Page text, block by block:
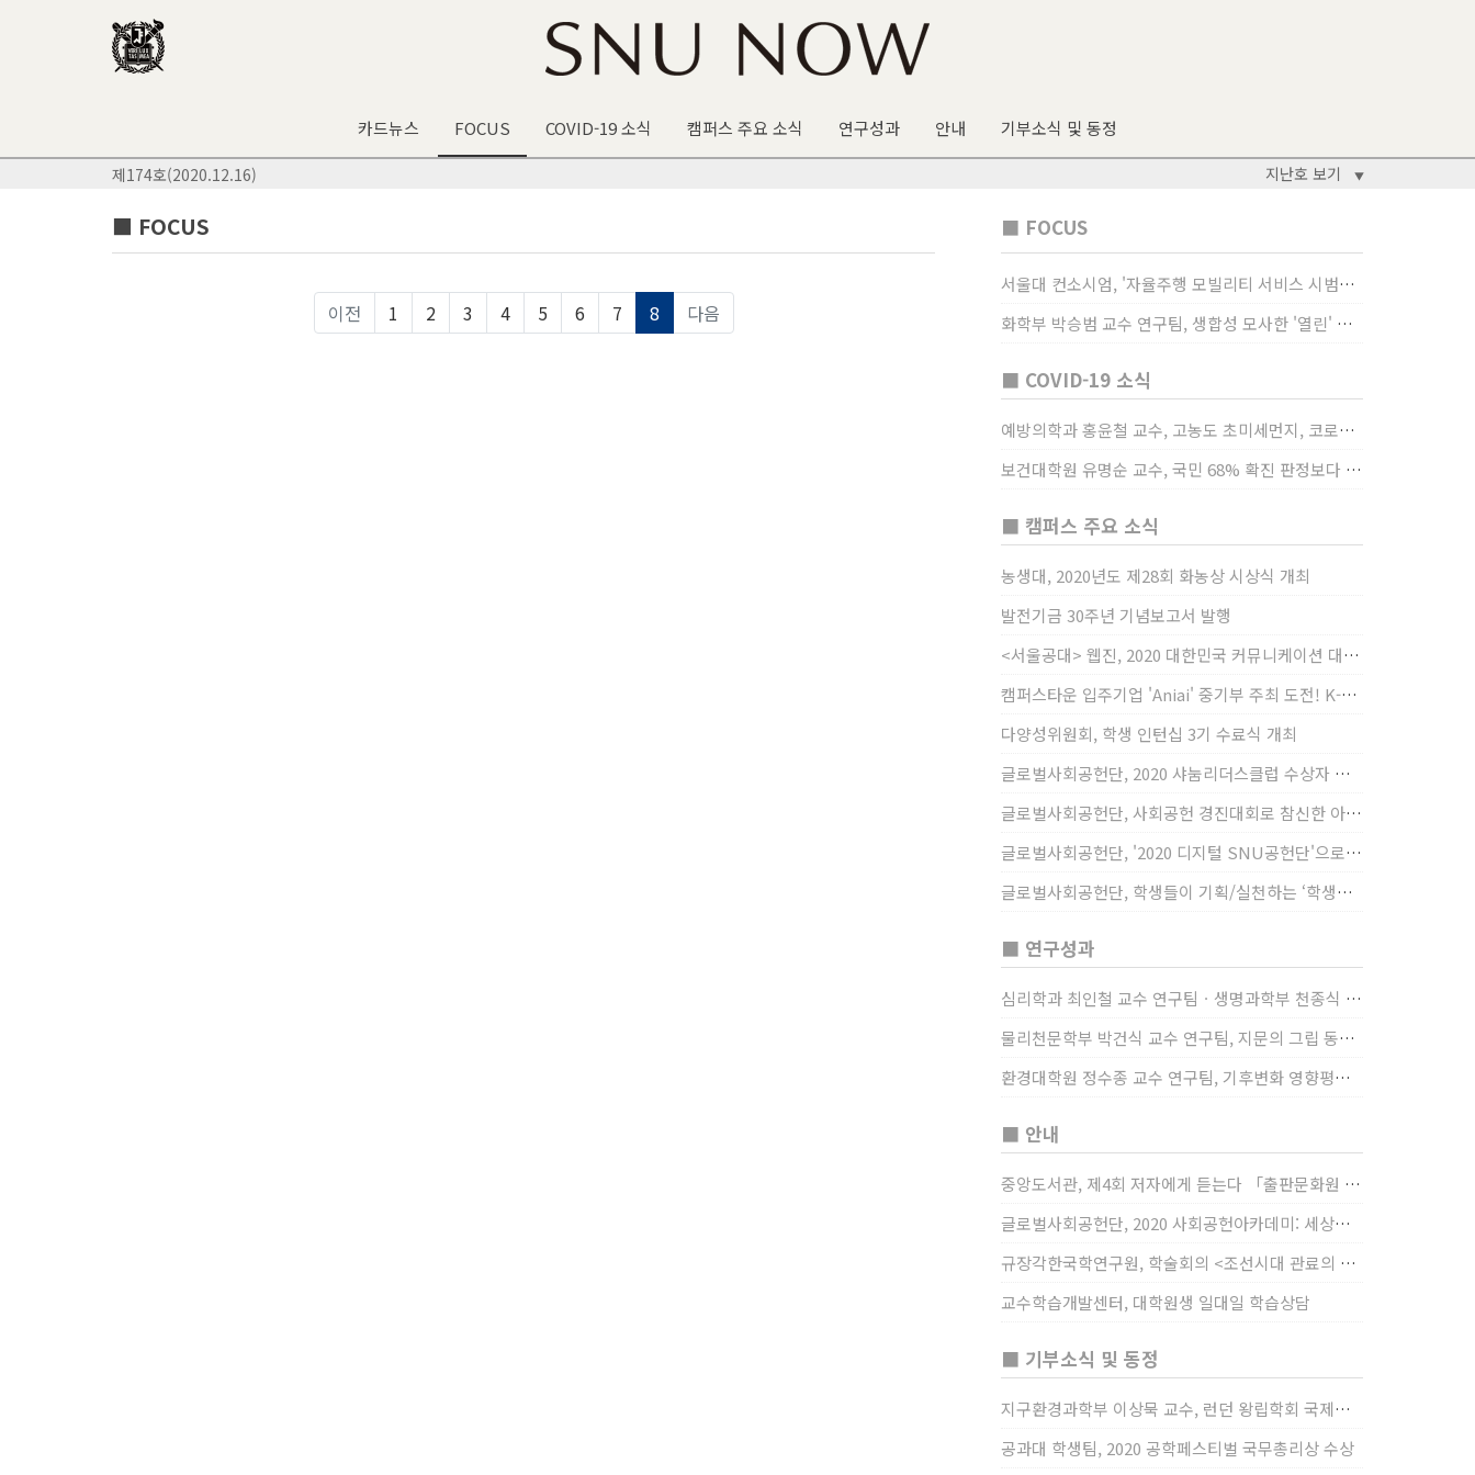
카드뉴스 FOCUS COVID-19 소식 캠퍼스 주요 소식 연구성과 안내 기부소식 및 동정
제174호(2020.12.16) 지난호 보기 ▼
■ FOCUS
이전 1 2 3 4 5 6 7 8 다음
■ FOCUS
서울대 컨소시엄, '자율주행 모빌리티 서비스 시범사업' 수행
화학부 박승범 교수 연구팀, 생합성 모사한 '열린' 비타민 B3 합성법 개발
■ COVID-19 소식
예방의학과 홍윤철 교수, 고농도 초미세먼지, 코로나19 발병률·치명률 높인다
보건대학원 유명순 교수, 국민 68% 확진 판정보다 걸렸단 이유로 비난받는 걸 더 두려해
■ 캠퍼스 주요 소식
농생대, 2020년도 제28회 화농상 시상식 개최
발전기금 30주년 기념보고서 발행
<서울공대> 웹진, 2020 대한민국 커뮤니케이션 대상 창간사보 부문 최우수상 선정
캠퍼스타운 입주기업 'Aniai' 중기부 주최 도전! K-스타트업 대상 수상
다양성위원회, 학생 인턴십 3기 수료식 개최
글로벌사회공헌단, 2020 샤눔리더스클럽 수상자 시상
글로벌사회공헌단, 사회공헌 경진대회로 참신한 아이디어 발굴, 지원
글로벌사회공헌단, '2020 디지털 SNU공헌단'으로 새로운 사회공헌에 도전
글로벌사회공헌단, 학생들이 기획/실천하는 ‘학생사회공헌단 프로젝트’ 진행
■ 연구성과
심리학과 최인철 교수 연구팀ㆍ생명과학부 천종식 교수 연구팀, 장내 마이크로바이옴과 정서적 웰빙간 관계 규명
물리천문학부 박건식 교수 연구팀, 지문의 그립 동작에서의 역할 및 원리 규명
환경대학원 정수종 교수 연구팀, 기후변화 영향평가 모형을 통해 기후변화에 따른 급격한 토양수분의 감소가 발생하는 지역과 시간을 규명
■ 안내
중앙도서관, 제4회 저자에게 듣는다 「출판문화원 저술강연 개최」(12/17)
글로벌사회공헌단, 2020 사회공헌아카데미: 세상을 바꾸는 가슴 따뜻한 나눔(12/23~24)
규장각한국학연구원, 학술회의 <조선시대 관료의 인사> (12/22)
교수학습개발센터, 대학원생 일대일 학습상담
■ 기부소식 및 동정
지구환경과학부 이상묵 교수, 런던 왕립학회 국제장애인의 날 기념 “전 세계 장애가 있는 과학자”에 소개
공과대 학생팀, 2020 공학페스티벌 국무총리상 수상